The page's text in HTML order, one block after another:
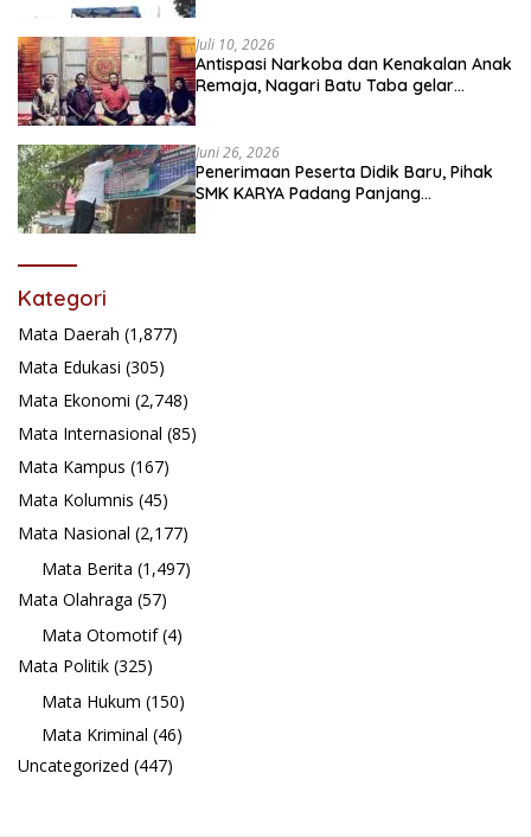
Juli 10, 2026
Antispasi Narkoba dan Kenakalan Anak
Remaja, Nagari Batu Taba gelar
Juni 26, 2026
Penerimaan Peserta Didik Baru, Pihak
SMK KARYA Padang Panjang
Kategori
Mata Daerah (1,877)
Mata Edukasi (305)
Mata Ekonomi (2,748)
Mata Internasional (85)
Mata Kampus (167)
Mata Kolumnis (45)
Mata Nasional (2,177)
Mata Berita (1,497)
Mata Olahraga (57)
Mata Otomotif(4)
Mata Politik (325)
Mata Hukum (150)
Mata Kriminal (46)
Uncategorized (447)